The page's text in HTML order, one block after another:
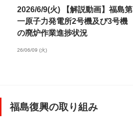
2026/6/9(火) 【解説動画】福島第
一原子力発電所2号機及び3号機
の廃炉作業進捗状況
26/06/09 (火)
福島復興の取り組み